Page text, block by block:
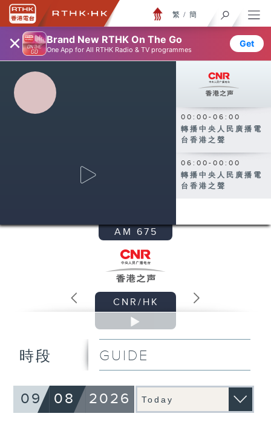
× Brand New RTHK On The Go
One App for All RTHK Radio & TV programmes
Get
繁 / 簡
00:00-06:00
轉播中央人民廣播電
台香港之聲
06:00-00:00
轉播中央人民廣播電
台香港之聲
AM 675
CNR/HK
時段 GUIDE
09 08 2026